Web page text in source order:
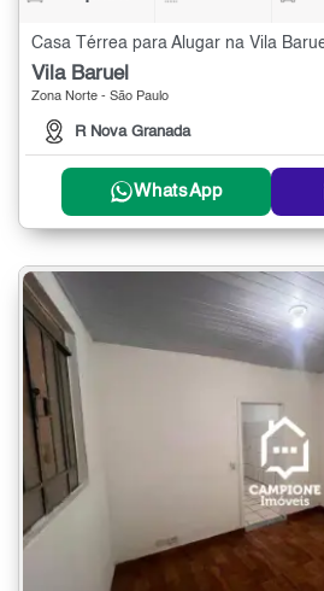
Casa Térrea para Alugar na Vila
Vila Baruel
Zona Norte - São Paulo
R Nova Granada
WhatsApp